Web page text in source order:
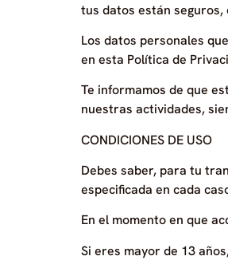
tus datos están seguros,
Los datos personales
en esta Política de
Te informamos de que
nuestras actividades,
CONDICIONES DE USO
Debes saber, para tu
especificada en cada
En el momento en que
Si eres mayor de 13